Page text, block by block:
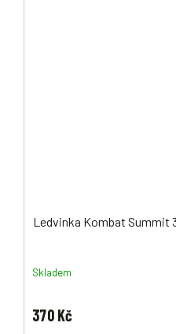
Ledvinka Kombat Summit
Skladem
370 Kč